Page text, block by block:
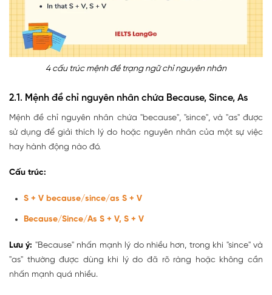
4 cấu trúc mệnh đề trạng ngữ chỉ nguyên nhân
2.1. Mệnh đề chỉ nguyên nhân chứa Because, Since, As
Mệnh đề chỉ nguyên nhân chứa "because", "since", và "as" được
sử dụng để giải thích lý do hoặc nguyên nhân của một sự việc
hay hành động nào đó.
Cấu trúc:
S + V because/since/as S + V
Because/Since/As S + V, S + V
Lưu ý: "Because" nhấn mạnh lý do nhiều hơn, trong khi "since" và
"as" thường được dùng khi lý do đã rõ ràng hoặc không cần
nhấn mạnh quá nhiều.